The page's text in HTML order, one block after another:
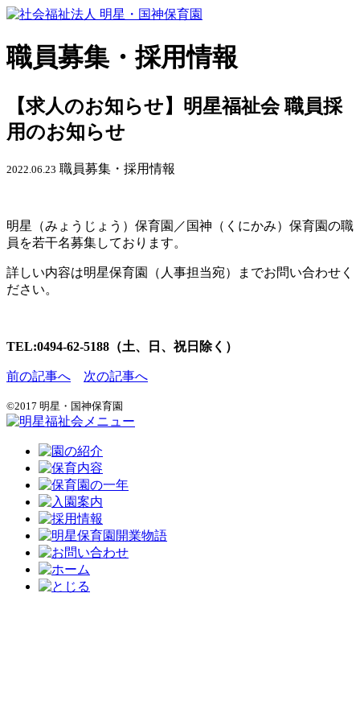
職員募集・採用情報
【求人のお知らせ】明星福祉会 職員採
用のお知らせ
2022.06.23 職員募集・採用情報
明星（みょうじょう）保育園／国神（くにかみ）保育園の職
員を若干名募集しております。
詳しい内容は明星保育園（人事担当宛）までお問い合わせく
ださい。
TEL:0494-62-5188（土、日、祝日除く）
前の記事へ 次の記事へ
©2017 明星・国神保育園